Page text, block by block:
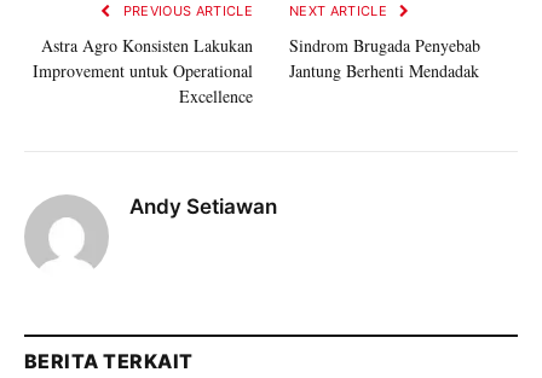
PREVIOUS ARTICLE
Astra Agro Konsisten Lakukan
Improvement untuk Operational
Excellence
NEXT ARTICLE
Sindrom Brugada Penyebab
Jantung Berhenti Mendadak
Andy Setiawan
BERITA TERKAIT